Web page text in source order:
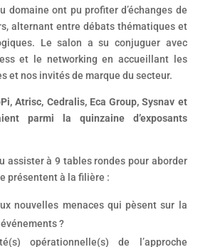
domaine ont pu profiter d’échanges de
alternant entre débats thématiques et
Le salon a su conjuguer avec
et le networking en accueillant les
et nos invités de marque du secteur.
Atrisc, Cedralis, Eca Group, Sysnav et
parmi la quinzaine d’exposants
assister à 9 tables rondes pour aborder
présentent à la filière :
nouvelles menaces qui pèsent sur la
?
opérationnelle(s) de l’approche